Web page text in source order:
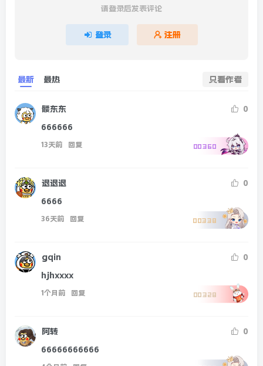
请登录后发表评论
登录 注册
最新 最热 只看作者
髅东东
0
666666
13天前 回复 00360
退退退
0
6666
36天前 回复 00338
gqin
0
hjhxxxx
1个月前 回复 00328
阿转
0
66666666666